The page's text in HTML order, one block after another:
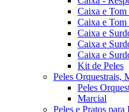
Caixa e Tom
Caixa e Tom
Caixa e
Caixa e
Caixa e
Kit de Peles
Peles Orquestrais,
Peles
Marcial
Peles e Pratos para